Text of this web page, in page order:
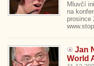
Mluvčí
na
prosince
Jan
World